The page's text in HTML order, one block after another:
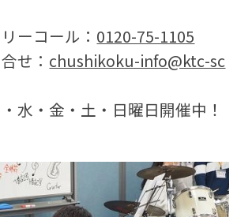
ーコール： 0120-75-1105
せ： chushikoku-info@ktc-sc
水・金・土・日曜日開催中！